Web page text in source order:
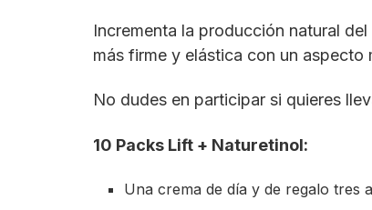
Incrementa la producción natural
más firme y elástica con un aspecto
No dudes en participar si quieres
10 Packs Lift + Naturetinol:
Una crema de día y de regalo tres